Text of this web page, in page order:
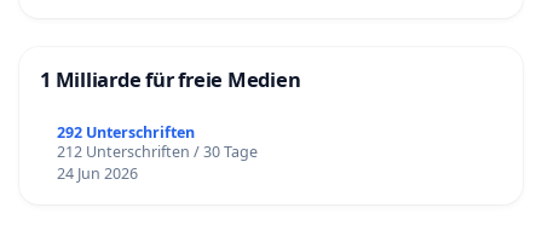
1 Milliarde für freie Medien
292 Unterschriften
212 Unterschriften / 30 Tage
24 Jun 2026